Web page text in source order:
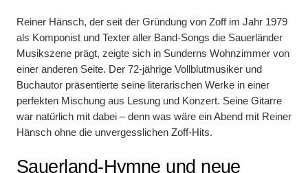
Reiner Hänsch, der seit der Gründung von Zoff im Jahr 1979
als Komponist und Texter aller Band-Songs die Sauerländer
Musikszene prägt, zeigte sich in Sunderns Wohnzimmer von
einer anderen Seite. Der 72-jährige Vollblutmusiker und
Buchautor präsentierte seine literarischen Werke in einer
perfekten Mischung aus Lesung und Konzert. Seine Gitarre
war natürlich mit dabei – denn was wäre ein Abend mit Reiner
Hänsch ohne die unvergesslichen Zoff-Hits.
Sauerland-Hymne und neue